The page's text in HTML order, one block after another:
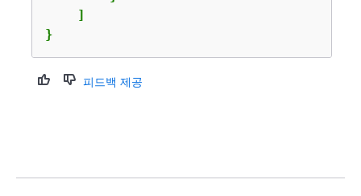
    ]
}
피드백 제공